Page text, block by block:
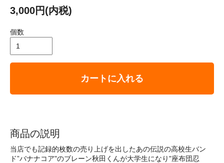
3,000円(内税)
個数
カートに入れる
商品の説明
当店でも記録的枚数の売り上げを出したあの伝説の高校生バン
ド”バナナコア"のブレーン秋田くんが大学生になり"座布団忍